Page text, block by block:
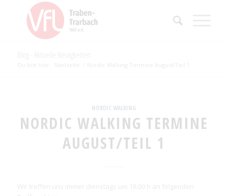
NORDIC WALKING
NORDIC WALKING TERMINE
AUGUST/TEIL 1